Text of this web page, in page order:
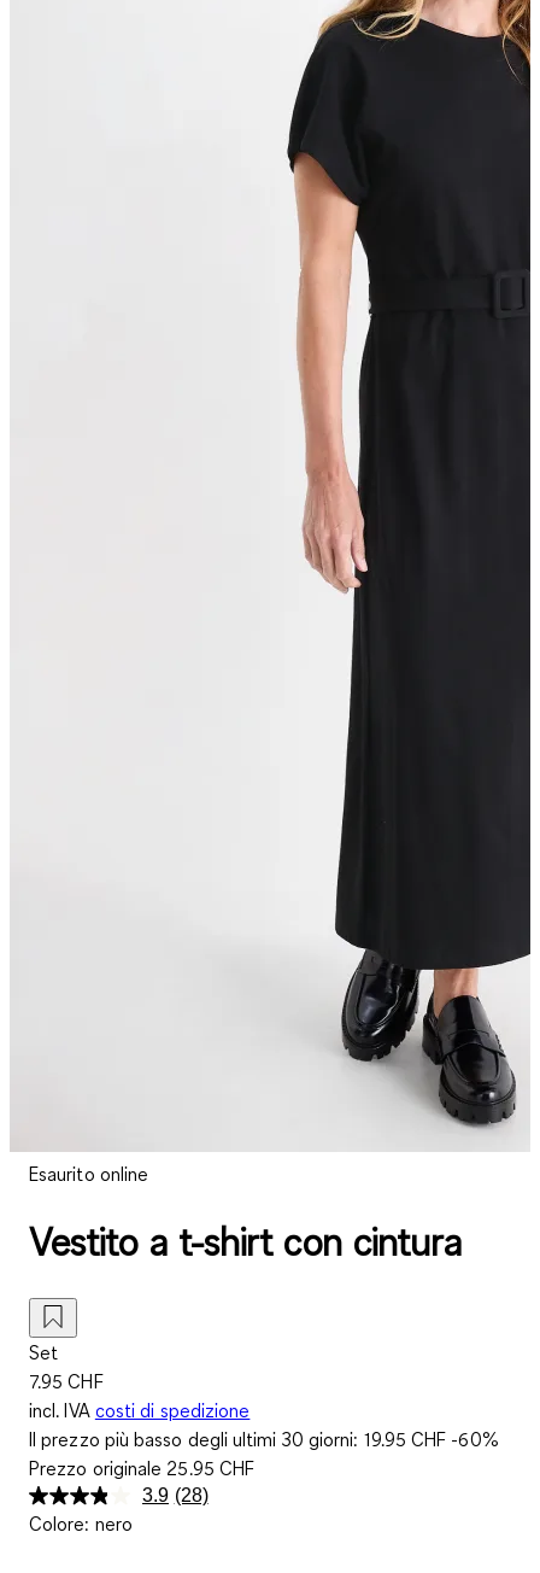
Esaurito online
Vestito a t-shirt con cintura
Set
7.95 CHF
incl. IVA costi di spedizione
Il prezzo più basso degli ultimi 30 giorni: 19.95 CHF -60%
Prezzo originale 25.95 CHF
3.9 Leggi
(28)
Colore: nero